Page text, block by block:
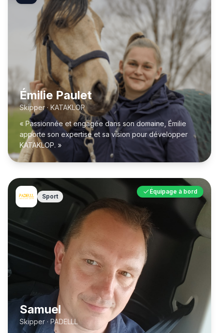
Émilie Paulet
Skipper · KATAKLOP
« Passionnée et engagée dans son domaine, Émilie
apporte son expertise et sa vision pour développer
KATAKLOP. »
Sport
Équipage à bord
Samuel
Skipper · PADELLL